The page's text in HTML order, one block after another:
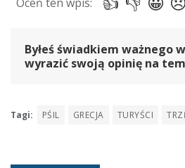
Byłeś świadkiem ważnego
wyrazić swoją opinię na
Tagi: PŚIL GRECJA TURYŚCI